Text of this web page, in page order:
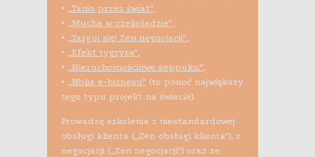
• „Tanio przez świat”,
• „Mucha w czekoladzie”,
• „Targuj się! Zen negocjacji”,
• „Efekt tygrysa”,
• „Nieruchomościowe seppuku”,
• „Biblia e-biznesu”(to ponoć największy
tego typu projekt na świecie).
Prowadzę szkolenia z niestandardowej
obsługi klienta („Zen obsługi klienta”), z
negocjacji („Zen negocjacji”) oraz ze